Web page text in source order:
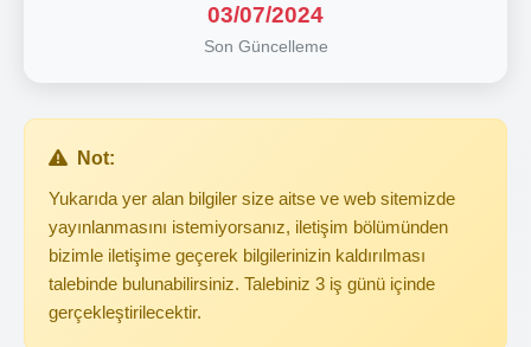
03/07/2024
Son Güncelleme
Not:
Yukarıda yer alan bilgiler size aitse ve web sitemizde
yayınlanmasını istemiyorsanız, iletişim bölümünden
bizimle iletişime geçerek bilgilerinizin kaldırılması
talebinde bulunabilirsiniz. Talebiniz 3 iş günü içinde
gerçekleştirilecektir.